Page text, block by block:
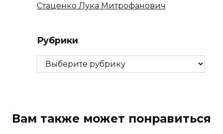
Стаценко Лука Митрофанович
Рубрики
Рубрики
Вам также может понравиться